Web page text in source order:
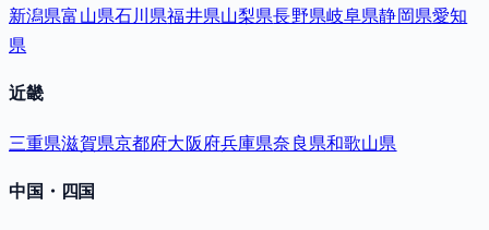
新潟県富山県石川県福井県山梨県長野県岐阜県静岡県愛知
県
近畿
三重県滋賀県京都府大阪府兵庫県奈良県和歌山県
中国・四国